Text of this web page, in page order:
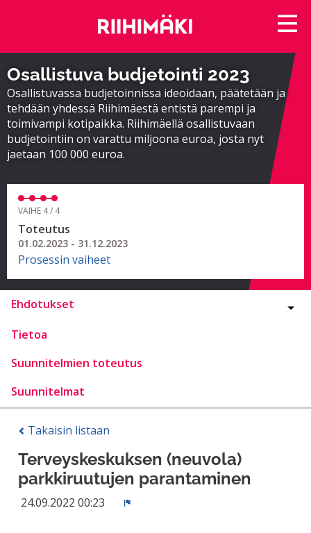
Osallistuva budjetointi 2023
Osallistuvassa budjetoinnissa ideoidaan, päätetään ja
tehdään yhdessä Riihimäestä entistä parempi ja
toimivampi kotipaikka. Riihimäellä osallistuvaan
budjetointiin on varattu miljoona euroa, josta nyt
jaetaan 100 000 euroa.
VAIHE 4 / 4
Toteutus
01.02.2023 - 31.12.2023
Prosessin vaiheet
Ehdotukset
Tietoa
Suunnitelmien toteutus
Suunnitelmat
Takaisin listaan
Terveyskeskuksen (neuvola)
parkkiruutujen parantaminen
24.09.2022 00:23